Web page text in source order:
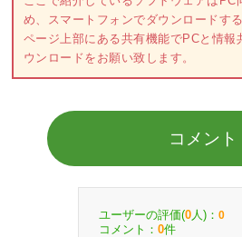
め、スマートフォンでダウンロードす
ページ上部にある共有機能でPCと情報
ウンロードをお願い致します。
コメント
ユーザーの評価(0 人)： 0
コメント： 0件